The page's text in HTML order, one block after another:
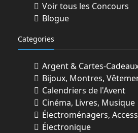
Voir tous les Concours
Blogue
Categories
Argent & Cartes-
Bijoux, Montres,
Calendriers de l'Avent
Cinéma, Livres, Musique
Électroménagers,
Électronique